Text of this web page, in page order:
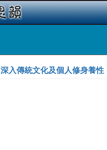
深入傳統文化及個人修身養性